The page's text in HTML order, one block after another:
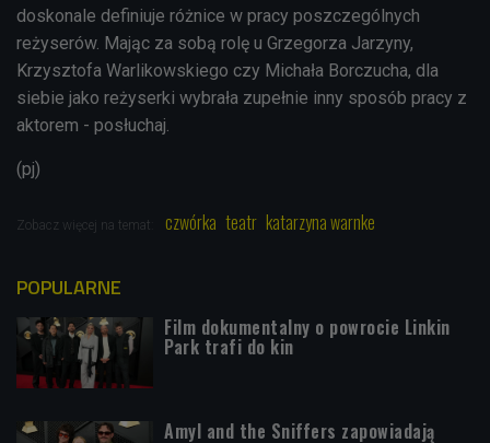
doskonale definiuje różnice w pracy poszczególnych
reżyserów. Mając za sobą rolę u Grzegorza Jarzyny,
Krzysztofa Warlikowskiego czy Michała Borczucha, dla
siebie jako reżyserki wybrała zupełnie inny sposób pracy z
aktorem - posłuchaj.
(pj)
Zobacz więcej na temat: czwórka teatr katarzyna warnke
POPULARNE
Film dokumentalny o powrocie Linkin
Park trafi do kin
Amyl and the Sniffers zapowiadają